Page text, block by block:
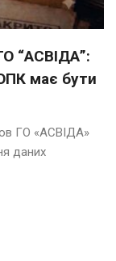
“АСВІДА”:
має бути
ГО «АСВІДА»
даних